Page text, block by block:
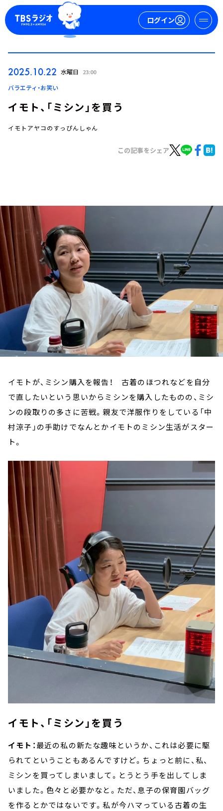
ログイン
ログイン
トピックス
TBS Podcast
お知らせ
イベント・グッズ
YouTube
会社情報
2025.10.22 水曜日 23:00
バラエティ・お笑い
イモト、「ミシン」を買う
イモトアヤコのすっぴんしゃん
この記事をシェア
イモトが、ミシン購入を報告！ 古着のほつれなどを自分
で直したいという思いからミシンを購入したものの、ミシ
ンの段取りの多さに苦戦。親友で洋服作りをしている「中
村涼子」の手助けでなんとかイモトのミシン生活がスター
ト。
イモト、「ミシン」を買う
イモト：最近の私の新たな趣味というか、これは必要に駆
られてということもあるんですけど。ちょっと前に、私、
ミシンを買ってしまいまして。とうとう手を出してしま
いました。色々と必要かなと。ただ、息子の保育園バッグ
を作るとかではないです。私が今ハマっている古着の生